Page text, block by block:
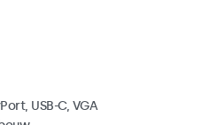
USB-C, VGA